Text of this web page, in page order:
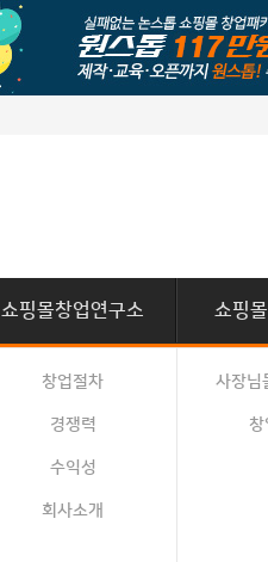
쇼핑몰창업연구소 쇼핑
창업절차
경쟁력
수익성
회사소개
사장님